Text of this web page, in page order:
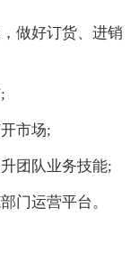
做好订货、进销
市场;
团队业务技能;
门运营平台。